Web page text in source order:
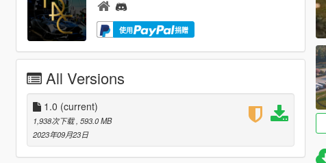
使用 捐赠
All Versions
1.0 (current)
1,938次下载 , 593.0 MB
2023年09月23日